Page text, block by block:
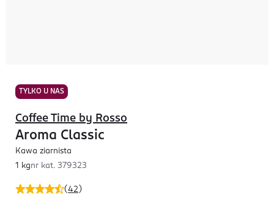
TYLKO U NAS
(42 )
Coffee Time by Rosso
Aroma Classic
Kawa ziarnista
1 kgnr kat. 379323